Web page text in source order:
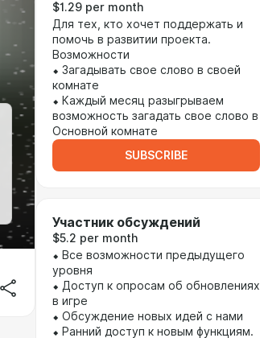
$1.29 per month
Для тех, кто хочет поддержать и
помочь в развитии проекта.
Возможности
⬥ Загадывать свое слово в своей
комнате
⬥ Каждый месяц разыгрываем
возможность загадать свое слово в
Основной комнате
SUBSCRIBE
Участник обсуждений
$5.2 per month
⬥ Все возможности предыдущего
уровня
⬥ Доступ к опросам об обновлениях
в игре
⬥ Обсуждение новых идей с нами
⬥ Ранний доступ к новым функциям.